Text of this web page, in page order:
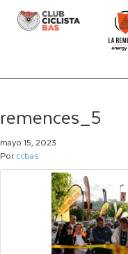
remences_5
mayo 15, 2023
Por ccbas